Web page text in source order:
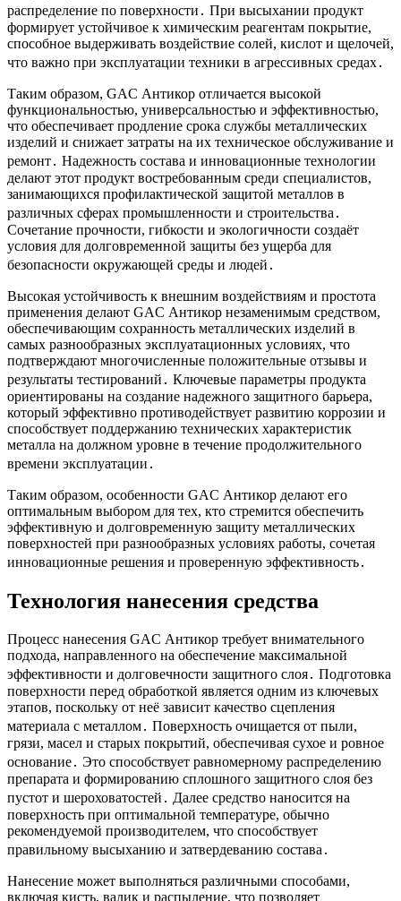
распределение по поверхности․ При высыхании продукт
формирует устойчивое к химическим реагентам покрытие,
способное выдерживать воздействие солей, кислот и щелочей,
что важно при эксплуатации техники в агрессивных средах․
Таким образом, GAC Антикор отличается высокой
функциональностью, универсальностью и эффективностью,
что обеспечивает продление срока службы металлических
изделий и снижает затраты на их техническое обслуживание и
ремонт․ Надежность состава и инновационные технологии
делают этот продукт востребованным среди специалистов,
занимающихся профилактической защитой металлов в
различных сферах промышленности и строительства․
Сочетание прочности, гибкости и экологичности создаёт
условия для долговременной защиты без ущерба для
безопасности окружающей среды и людей․
Высокая устойчивость к внешним воздействиям и простота
применения делают GAC Антикор незаменимым средством,
обеспечивающим сохранность металлических изделий в
самых разнообразных эксплуатационных условиях, что
подтверждают многочисленные положительные отзывы и
результаты тестирований․ Ключевые параметры продукта
ориентированы на создание надежного защитного барьера,
который эффективно противодействует развитию коррозии и
способствует поддержанию технических характеристик
металла на должном уровне в течение продолжительного
времени эксплуатации․
Таким образом, особенности GAC Антикор делают его
оптимальным выбором для тех, кто стремится обеспечить
эффективную и долговременную защиту металлических
поверхностей при разнообразных условиях работы, сочетая
инновационные решения и проверенную эффективность․
Технология нанесения средства
Процесс нанесения GAC Антикор требует внимательного
подхода, направленного на обеспечение максимальной
эффективности и долговечности защитного слоя․ Подготовка
поверхности перед обработкой является одним из ключевых
этапов, поскольку от неё зависит качество сцепления
материала с металлом․ Поверхность очищается от пыли,
грязи, масел и старых покрытий, обеспечивая сухое и ровное
основание․ Это способствует равномерному распределению
препарата и формированию сплошного защитного слоя без
пустот и шероховатостей․ Далее средство наносится на
поверхность при оптимальной температуре, обычно
рекомендуемой производителем, что способствует
правильному высыханию и затвердеванию состава․
Нанесение может выполняться различными способами,
включая кисть, валик и распыление, что позволяет